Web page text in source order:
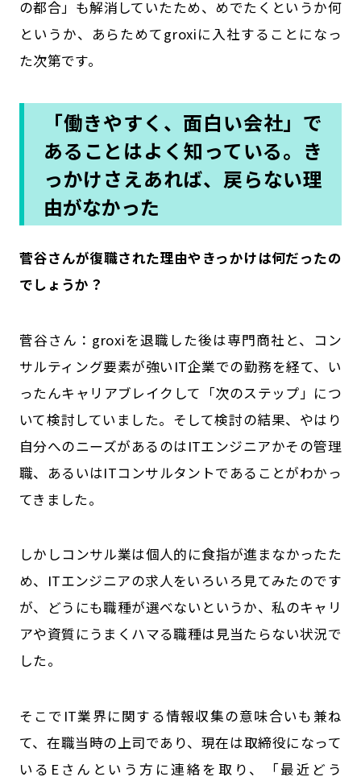
の都合」も解消していたため、めでたくというか何
というか、あらためてgroxiに入社することになっ
た次第です。
「働きやすく、面白い会社」で
あることはよく知っている。き
っかけさえあれば、戻らない理
由がなかった
――菅谷さんが復職された理由やきっかけは何だったの
でしょうか？
菅谷さん：groxiを退職した後は専門商社と、コン
サルティング要素が強いIT企業での勤務を経て、い
ったんキャリアブレイクして「次のステップ」につ
いて検討していました。そして検討の結果、やはり
自分へのニーズがあるのはITエンジニアかその管理
職、あるいはITコンサルタントであることがわかっ
てきました。
しかしコンサル業は個人的に食指が進まなかったた
め、ITエンジニアの求人をいろいろ見てみたのです
が、どうにも職種が選べないというか、私のキャリ
アや資質にうまくハマる職種は見当たらない状況で
した。
そこでIT業界に関する情報収集の意味合いも兼ね
て、在職当時の上司であり、現在は取締役になって
いるEさんという方に連絡を取り、「最近どう